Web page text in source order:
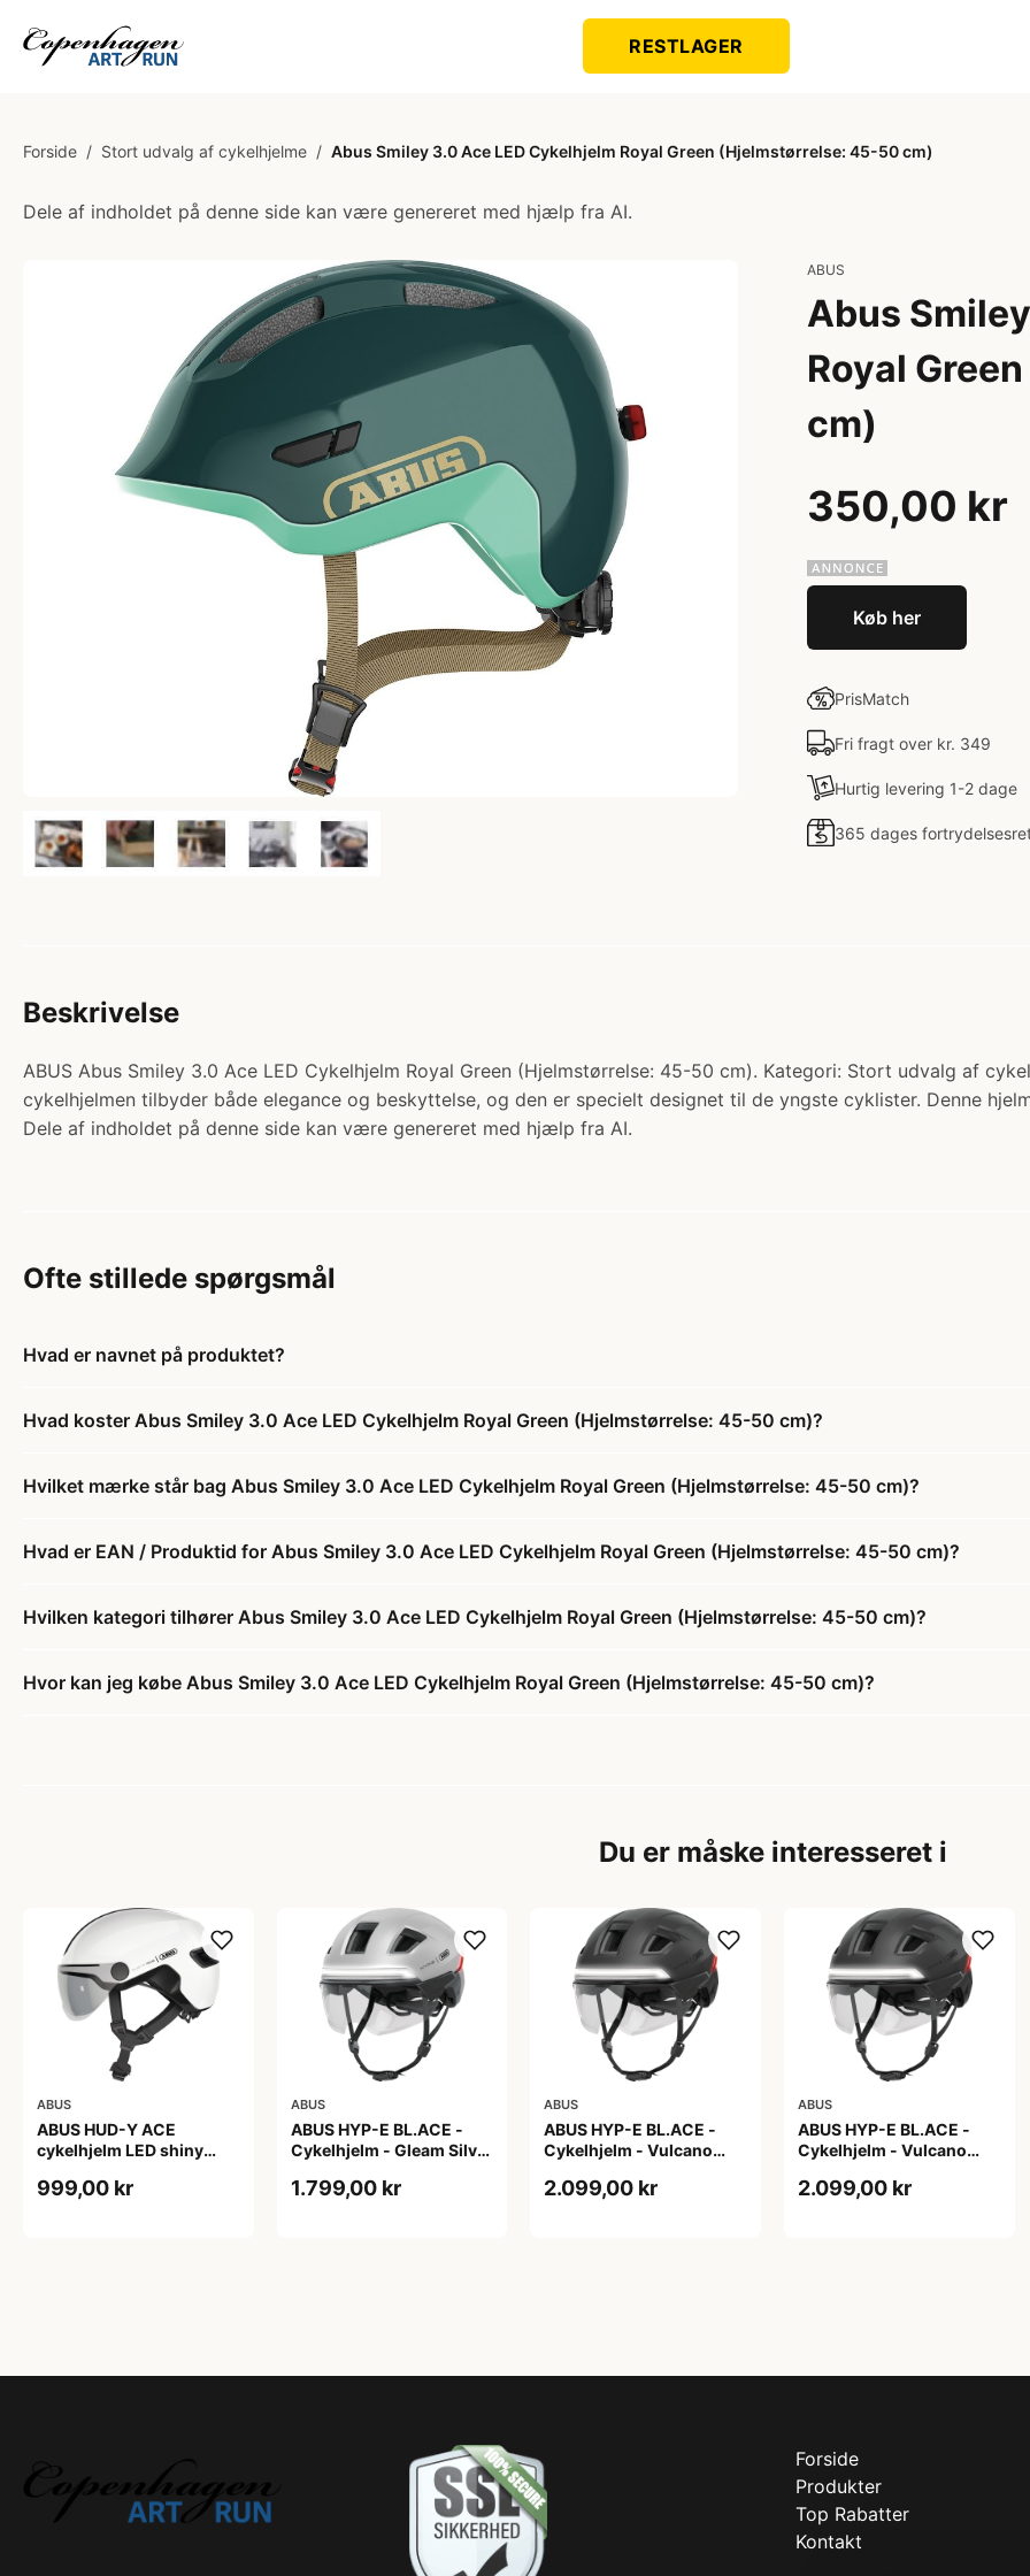
RESTLAGER
Forside / Stort udvalg af cykelhjelme / Abus Smiley 3.0 Ace LED Cykelhjelm Royal Green (Hjelmstørrelse: 45-50 cm)
Dele af indholdet på denne side kan være genereret med hjælp fra AI.
ABUS
Abus
Royal
cm)
350,00 kr
Køb her
PrisMatch
Fri fragt over kr. 349
Hurtig levering 1-2 dage
365 dages
Beskrivelse
ABUS Abus Smiley 3.0 Ace LED Cykelhjelm Royal Green (Hjelmstørrelse: 45-50 cm). Kategori: Stort udvalg af
cykelhjelmen tilbyder både elegance og beskyttelse, og den er specielt designet til de yngste cyklister. Denne
Dele af indholdet på denne side kan være genereret med hjælp fra AI.
Ofte stillede spørgsmål
Hvad er navnet på produktet?
Hvad koster Abus Smiley 3.0 Ace LED Cykelhjelm Royal Green (Hjelmstørrelse: 45-50 cm)?
Hvilket mærke står bag Abus Smiley 3.0 Ace LED Cykelhjelm Royal Green (Hjelmstørrelse: 45-50 cm)?
Hvad er EAN / Produktid for Abus Smiley 3.0 Ace LED Cykelhjelm Royal Green (Hjelmstørrelse: 45-50 cm)?
Hvilken kategori tilhører Abus Smiley 3.0 Ace LED Cykelhjelm Royal Green (Hjelmstørrelse: 45-50 cm)?
Hvor kan jeg købe Abus Smiley 3.0 Ace LED Cykelhjelm Royal Green (Hjelmstørrelse: 45-50 cm)?
Du er måske interesseret i
ABUS
ABUS HUD-Y ACE
cykelhjelm LED shiny
999,00 kr
ABUS
ABUS HYP-E BL.ACE -
Cykelhjelm - Gleam Silver
1.799,00 kr
ABUS
ABUS HYP-E BL.ACE -
Cykelhjelm - Vulcano
2.099,00 kr
ABUS
ABUS HYP-E BL.ACE -
Cykelhjelm - Vulcano
2.099,00 kr
Forside
Produkter
Top Rabatter
Kontakt